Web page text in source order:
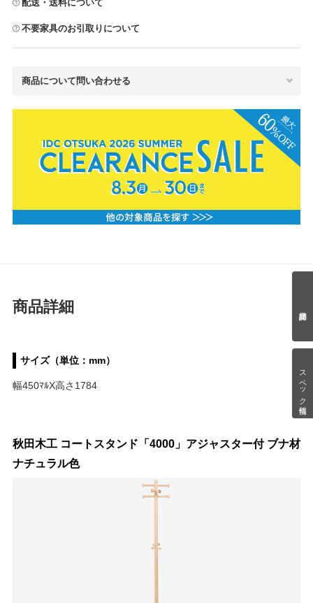
スペック情報
配送・送料について
不要家具のお引取りについて
商品について問い合わせる
商品詳細
サイズ（単位：mm）
幅450ﾏﾙX高さ1784
秋田木工 コートスタンド「4000」アジャスター付 ブナ材
ナチュラル色